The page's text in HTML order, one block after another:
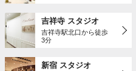
吉祥寺 スタジオ
吉祥寺駅北口から徒歩
3分
新宿 スタジオ